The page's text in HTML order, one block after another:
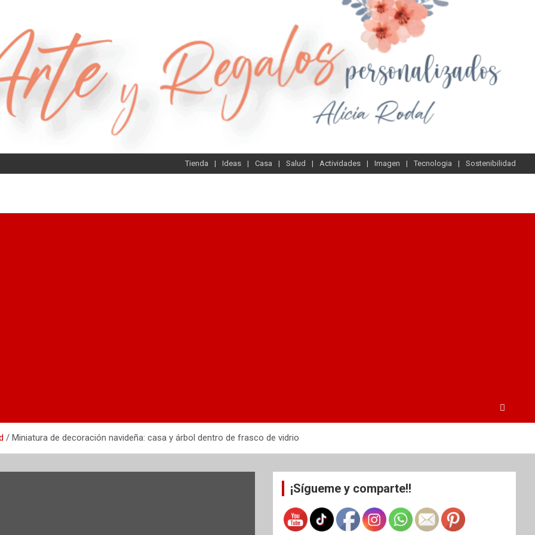
Tienda Ideas Casa Salud Actividades Imagen Tecnologia Sostenibilidad
Miniatura de decoración navideña: casa y árbol dentro de frasco de vidrio
¡Sígueme y comparte!!